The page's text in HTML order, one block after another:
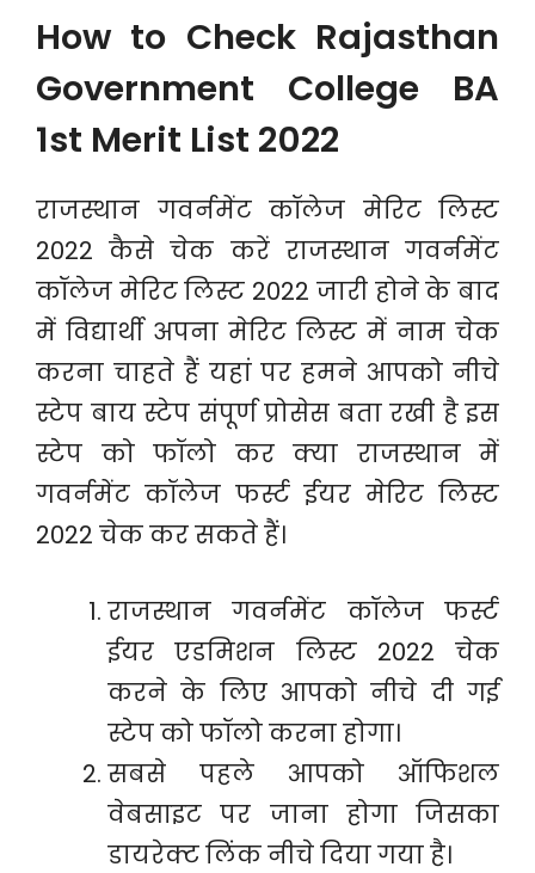
How to Check Rajasthan
Government College BA
1st Merit List 2022
राजस्थान गवर्नमेंट कॉलेज मेरिट लिस्ट
2022 कैसे चेक करें राजस्थान गवर्नमेंट
कॉलेज मेरिट लिस्ट 2022 जारी होने के बाद
में विद्यार्थी अपना मेरिट लिस्ट में नाम चेक
करना चाहते हैं यहां पर हमने आपको नीचे
स्टेप बाय स्टेप संपूर्ण प्रोसेस बता रखी है इस
स्टेप को फॉलो कर क्या राजस्थान में
गवर्नमेंट कॉलेज फर्स्ट ईयर मेरिट लिस्ट
2022 चेक कर सकते हैं।
राजस्थान गवर्नमेंट कॉलेज फर्स्ट
ईयर एडमिशन लिस्ट 2022 चेक
करने के लिए आपको नीचे दी गई
स्टेप को फॉलो करना होगा।
सबसे पहले आपको ऑफिशल
वेबसाइट पर जाना होगा जिसका
डायरेक्ट लिंक नीचे दिया गया है।